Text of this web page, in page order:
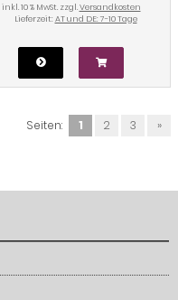
inkl. 10 % MwSt. zzgl.Versandkosten
Lieferzeit: AT und DE: 7-10 Tage
Seiten: 1 2 3 »